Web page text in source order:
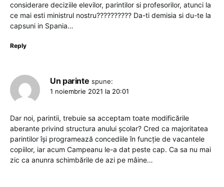
considerare deciziile elevilor, parintilor si profesorilor, atunci la
ce mai esti ministrul nostru?????????? Da-ti demisia si du-te la
capsuni in Spania…
Reply
Un parinte spune:
1 noiembrie 2021 la 20:01
Dar noi, parintii, trebuie sa acceptam toate modificările
aberante privind structura anului școlar? Cred ca majoritatea
parintilor își programează concediile în funcție de vacantele
copiilor, iar acum Campeanu le-a dat peste cap. Ca sa nu mai
zic ca anunra schimbările de azi pe mâine…